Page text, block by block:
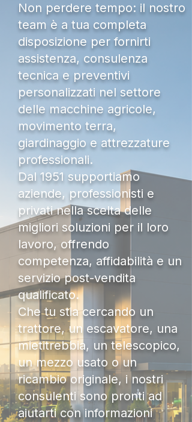
Non perdere tempo: il nostro
team è a tua completa
disposizione per fornirti
assistenza, consulenza
tecnica e preventivi
personalizzati nel settore
delle macchine agricole,
movimento terra,
giardinaggio e attrezzature
professionali.
Dal 1951 supportiamo
aziende, professionisti e
privati nella scelta delle
migliori soluzioni per il loro
lavoro, offrendo
competenza, affidabilità e un
servizio post-vendita
qualificato.
Che tu stia cercando un
trattore, un escavatore, una
mietitrebbia, un telescopico,
un mezzo usato o un
ricambio originale, i nostri
consulenti sono pronti ad
aiutarti con informazioni